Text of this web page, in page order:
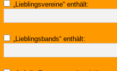
„Lieblingsvereine“ enthält:
„Lieblingsbands“ enthält: